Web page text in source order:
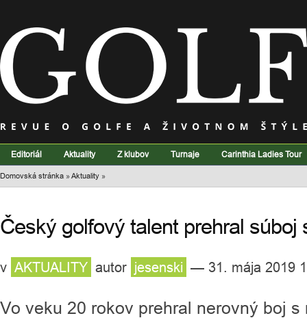
Editoriál Aktuality Z klubov Turnaje Carinthia Ladies Tour
Domovská stránka »Aktuality »
Český golfový talent prehral súboj
v AKTUALITY autor jesenski — 31. mája 2019
Vo veku 20 rokov prehral nerovný boj